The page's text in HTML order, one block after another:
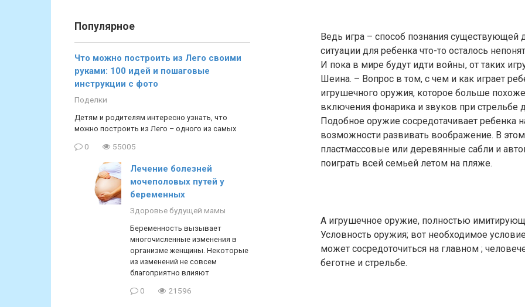
Ведь игра – способ познания существующей
ситуации для ребенка что-то осталось
И пока в мире будут идти войны, от таких
Шеина. – Вопрос в том, с чем и как играет
игрушечного оружия, которое больше
включения фонарика и звуков при
Подобное оружие сосредотачивает ребенка
возможности развивать воображение. В
пластмассовые или деревянные сабли и
поиграть всей семьей летом на пляже.
А игрушечное оружие, полностью
Условность оружия; вот необходимое
может сосредоточиться на главном ;
беготне и стрельбе.
Популярное
Что можно построить из Лего своими
руками: 100 идей и пошаговые
инструкции с фото
Поделки
Детям и родителям интересно узнать, что
можно построить из Лего – одного из самых
0 55005
Лечение болезней
мочеполовых путей у
беременных
Здоровье будущей мамы
Беременность вызывает
многочисленные изменения в
организме женщины. Некоторые
из изменений не совсем
благоприятно влияют
0 21596